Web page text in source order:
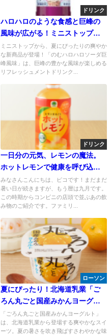
ドリンク
ハロハロのような食感と巨峰の
風味が広がる！ミニストップか
らのむハロハロソーダ巨峰風味
で夏の涼しさを味わおう
ミニストップから、夏にぴったりの爽やか
な新商品が登場！「のむハロハロソーダ巨
峰風味」は、巨峰の豊かな風味が楽しめる
リフレッシュメントドリンク...
ドリンク
一日分の元気、レモンの魔法。
ホットレモンで健康を呼び込も
う！「ホットレモン」
みなさんこんにちは、ピコです！まだまだ
暑い日が続きますが、もう暦は九月です。
この時期からコンビニの店頭で並ぶあの飲
み物のご紹介です。ファミリ...
ローソン
夏にぴったり！北海道乳業「ご
ろん丸ごと国産みかんヨーグル
ト」が新登場！
「ごろん丸ごと国産みかんヨーグルト」
は、北海道乳業から登場する爽やかなスイ
ーツ。夏の暑さを吹き飛ばすさわやかな味